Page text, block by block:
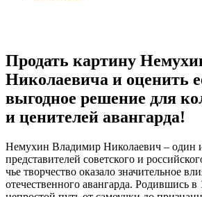
Продать картину
Николаевича и оценить
выгодное решение для
и ценителей авангарда!
Немухин Владимир Николаевич – один
представителей советского и
чье творчество оказало значительное
отечественного авангарда. Родившись